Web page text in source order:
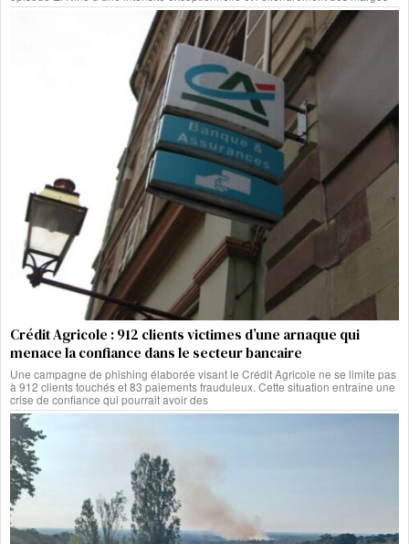
Crédit Agricole : 912 clients victimes d’une arnaque qui
menace la confiance dans le secteur bancaire
Une campagne de phishing élaborée visant le Crédit Agricole ne se limite pas
à 912 clients touchés et 83 paiements frauduleux. Cette situation entraîne une
crise de confiance qui pourrait avoir des